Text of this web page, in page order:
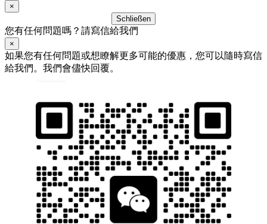
×
Schließen
您有任何問題嗎？請寫信給我們
×
如果您有任何問題或想瞭解更多可能的優惠，您可以隨時寫信
給我們。我們會儘快回覆。